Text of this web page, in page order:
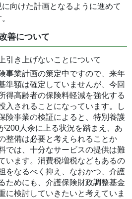
向けた計画となるように進めて
善について
引き上げないことについて
事業計画の策定中ですので、来年
準額は確定していませんが、今回
得高齢者の保険料軽減を強化する
入されることになっています。し
険事業の検証によると、特別養護
200人余に上る状況を踏まえ、あ
整備は必要と考えられることか
では、十分なサービスの提供は難
います。消費税増税などもあるの
をなるべく抑え、なおかつ、介護
ためにも、介護保険財政調整基金
に検討していきたいと考えていま